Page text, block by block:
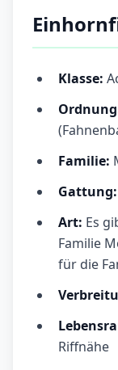
Klasse:
Familie:
Gattung:
Art: Es
Familie
für die
Riffnähe